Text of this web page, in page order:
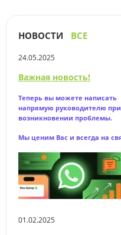
НОВОСТИ ВСЕ
24.05.2025
Важная новость!
Теперь вы можете написать
напрямую руководителю при
возникновении проблемы.
Мы ценим Вас и всегда на
01.02.2025